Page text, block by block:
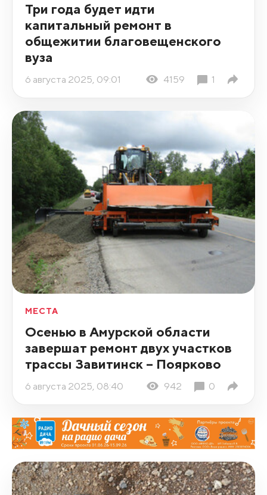
Три года будет идти
капитальный ремонт в
общежитии благовещенского
вуза
6 августа 2025, 09:01 4159 1
МЕСТА
Осенью в Амурской области
завершат ремонт двух участков
трассы Завитинск – Поярково
6 августа 2025, 08:40 942 0